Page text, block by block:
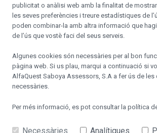
Contacta'ns
Carrer Prat de la Creu, 8, 4a Planta,
AD500 Andorra la Vella Principat
alfaquest@alfaquest.net
+376 828 228
publicitat o anàlisi web amb la finalitat de
les seves preferències i treure estadístiques de
poden combinar-la amb altra informació que
de l’ús que vostè faci del seus serveis.
Algunes cookies són necessàries per al bon
pàgina web. Si us plau, marqui a continuació si
AlfaQuest Saboya Assessors, S.A a fer ús de
necessàries.
Per més informació, es pot consultar la política
Necessàries Analítiques